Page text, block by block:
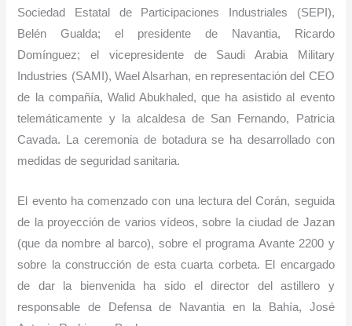
Sociedad Estatal de Participaciones Industriales (SEPI),
Belén Gualda; el presidente de Navantia, Ricardo
Domínguez; el vicepresidente de Saudi Arabia Military
Industries (SAMI), Wael Alsarhan, en representación del CEO
de la compañía, Walid Abukhaled, que ha asistido al evento
telemáticamente y la alcaldesa de San Fernando, Patricia
Cavada. La ceremonia de botadura se ha desarrollado con
medidas de seguridad sanitaria.
El evento ha comenzado con una lectura del Corán, seguida
de la proyección de varios vídeos, sobre la ciudad de Jazan
(que da nombre al barco), sobre el programa Avante 2200 y
sobre la construcción de esta cuarta corbeta. El encargado
de dar la bienvenida ha sido el director del astillero y
responsable de Defensa de Navantia en la Bahía, José